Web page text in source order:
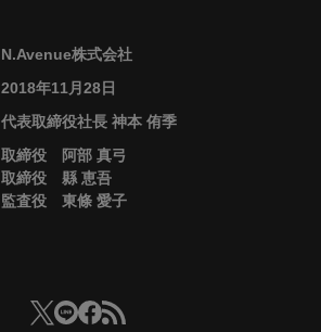
N.Avenue株式会社
2018年11月28日
代表取締役社長 神本 侑季
取締役 阿部 真弓
取締役 縣 恵吾
監査役 東條 愛子